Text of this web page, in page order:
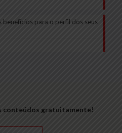
benefícios para o perfil dos seus
conteúdos gratuitamente!